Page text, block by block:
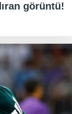
görüntü!